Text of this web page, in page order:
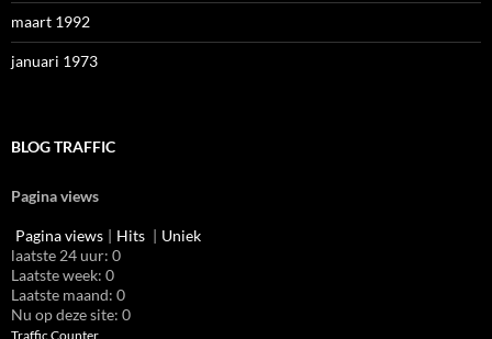
maart 1992
januari 1973
BLOG TRAFFIC
Pagina views
Pagina views Hits
Uniek
laatste 24 uur: 0
Laatste week: 0
Laatste maand: 0
Nu op deze site: 0
Traffic Counter